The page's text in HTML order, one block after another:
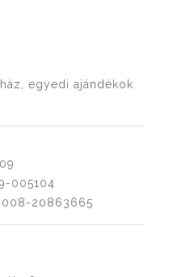
egyedi ajándékok
005104
20863665